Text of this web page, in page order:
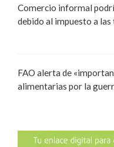
Comercio informal
debido al impuesto a las
FAO alerta de
alimentarias por la